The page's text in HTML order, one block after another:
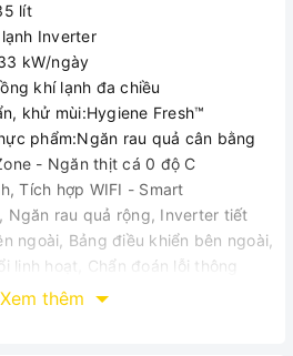
lít
Inverter
kW/ngày
khí lạnh đa chiều
khử mùi:Hygiene Fresh™
phẩm:Ngăn rau quả cân bằng
- Ngăn thịt cá 0 độ C
Tích hợp WIFI - Smart
Ngăn rau quả rộng, Inverter tiết
ngoài, Bảng điều khiển bên ngoài,
linh hoạt, Chẩn đoán lỗi thông
Xem thêm